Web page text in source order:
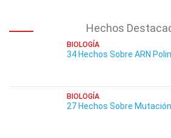
Hechos
BIOLOGÍA
34 Hechos Sobre ARN
BIOLOGÍA
27 Hechos Sobre